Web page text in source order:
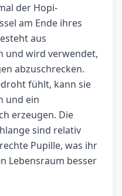
der Hopi-
am Ende ihres
aus
und wird verwendet,
abzuschrecken.
fühlt, kann sie
und ein
erzeugen. Die
sind relativ
Pupille, was ihr
Lebensraum besser